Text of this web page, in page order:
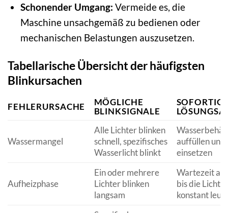
Schonender Umgang: Vermeide es, die
Maschine unsachgemäß zu bedienen oder
mechanischen Belastungen auszusetzen.
Tabellarische Übersicht der häufigsten
Blinkursachen
FEHLERURSACHE
MÖGLICHE
BLINKSIGNALE
Wassermangel
Alle Lichter blinken
schnell, spezifisches
Wasserlicht blinkt
auffüllen
einsetzen
Aufheizphase
Ein oder mehrere
Lichter blinken
langsam
Wartezeit
bis die Lichter
konstant